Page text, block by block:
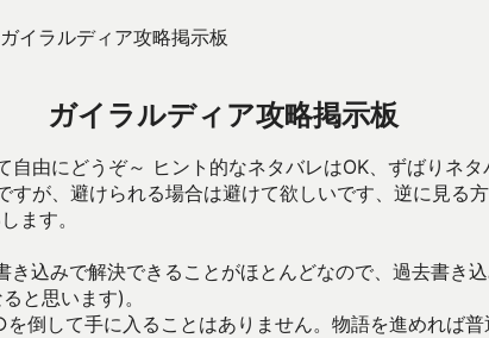
ガイラルディア攻略掲示板
ガイラルディア攻略掲示板
自由にどうぞ～ ヒント的なネタバレはOK、ずばりネ
すが、避けられる場合は避けて欲しいです、逆に見る
ます。
込みで解決できることがほとんどなので、過去書き
と思います)。
して手に入ることはありません。物語を進めれば普